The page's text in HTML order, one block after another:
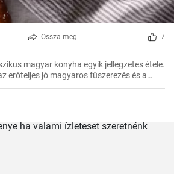
Ossza meg 7
magyar konyha egyik jellegzetes étele.
erőteljes jó magyaros fűszerezés és a
köszönhetően az ízek mindig